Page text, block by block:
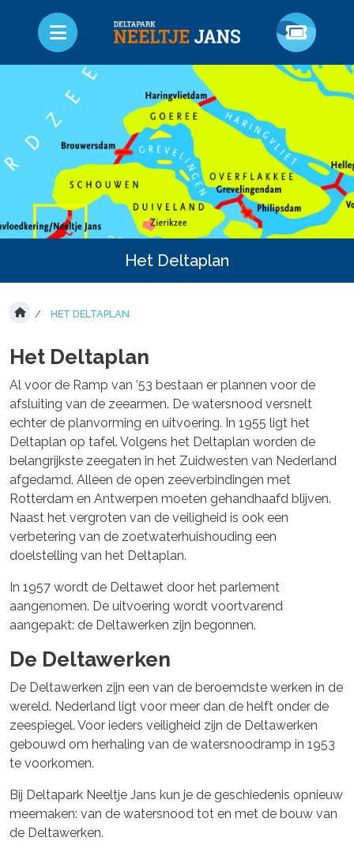
Het Deltaplan
HET DELTAPLAN
Het Deltaplan
Al voor de Ramp van ’53 bestaan er plannen voor de
afsluiting van de zeearmen. De watersnood versnelt
echter de planvorming en uitvoering. In 1955 ligt het
Deltaplan op tafel. Volgens het Deltaplan worden de
belangrijkste zeegaten in het Zuidwesten van Nederland
afgedamd. Alleen de open zeeverbindingen met
Rotterdam en Antwerpen moeten gehandhaafd blijven.
Naast het vergroten van de veiligheid is ook een
verbetering van de zoetwaterhuishouding een
doelstelling van het Deltaplan.
In 1957 wordt de Deltawet door het parlement
aangenomen. De uitvoering wordt voortvarend
aangepakt: de Deltawerken zijn begonnen.
De Deltawerken
De Deltawerken zijn een van de beroemdste werken in de
wereld. Nederland ligt voor meer dan de helft onder de
zeespiegel. Voor ieders veiligheid zijn de Deltawerken
gebouwd om herhaling van de watersnoodramp in 1953
te voorkomen.
Bij Deltapark Neeltje Jans kun je de geschiedenis opnieuw
meemaken: van de watersnood tot en met de bouw van
de Deltawerken.